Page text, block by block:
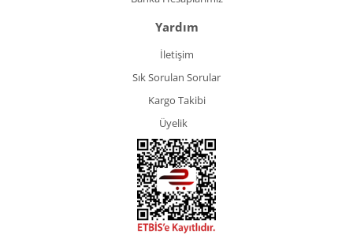
Yardım
İletişim
Sık Sorulan Sorular
Kargo Takibi
Üyelik